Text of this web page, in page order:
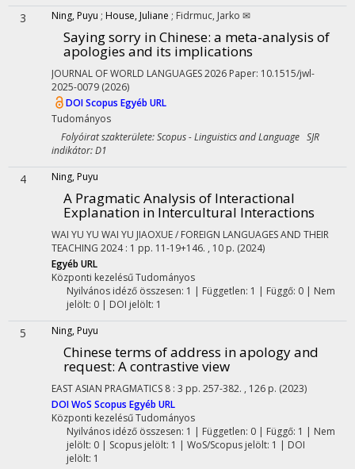
3 Ning, Puyu ; House, Juliane ; Fidrmuc, Jarko ✉
Saying sorry in Chinese: a meta-analysis of
apologies and its implications
JOURNAL OF WORLD LANGUAGES2026 Paper: 10.1515/jwl-
2025-0079 (2026)
DOIScopus Egyéb URL
Tudományos
Folyóirat szakterülete: Scopus - Linguistics and Language SJR
indikátor: D1
4 Ning, Puyu
A Pragmatic Analysis of Interactional
Explanation in Intercultural Interactions
WAI YU YU WAI YU JIAOXUE / FOREIGN LANGUAGES AND THEIR
TEACHING 2024: 1 pp. 11-19+146. , 10 p. (2024)
Egyéb URL
Központi kezelésűTudományos
Nyilvános idéző összesen: 1 | Független: 1 | Függő: 0 | Nem
jelölt: 0 | DOI jelölt: 1
5 Ning, Puyu
Chinese terms of address in apology and
request: A contrastive view
EAST ASIAN PRAGMATICS 8 : 3 pp. 257-382. , 126 p. (2023)
DOIWoS Scopus Egyéb URL
Központi kezelésűTudományos
Nyilvános idéző összesen: 1 | Független: 0 | Függő: 1 | Nem
jelölt: 0 | Scopus jelölt: 1 | WoS/Scopus jelölt: 1 | DOI
jelölt: 1